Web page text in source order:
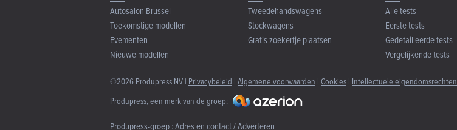
Autosalon Brussel
Toekomstige modellen
Evementen
Nieuwe modellen
Tweedehandswagens
Stockwagens
Gratis zoekertje plaatsen
Alle tests
Eerste tests
Gedetailleerde tests
Vergelijkende tests
©2026 Produpress NV | Privacybeleid | Algemene voorwaarden | Cookies | Intellectuele eigendomsrechten
Produpress, een merk van de groep:
Produpress-groep :Adres en contact / Adverteren